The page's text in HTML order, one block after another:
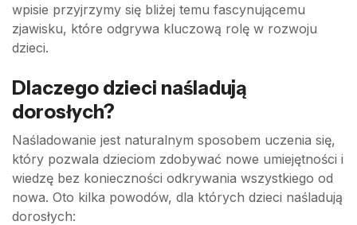
wpisie przyjrzymy się bliżej temu fascynującemu
zjawisku, które odgrywa kluczową rolę w rozwoju
dzieci.
Dlaczego dzieci naśladują
dorosłych?
Naśladowanie jest naturalnym sposobem uczenia się,
który pozwala dzieciom zdobywać nowe umiejętności i
wiedzę bez konieczności odkrywania wszystkiego od
nowa. Oto kilka powodów, dla których dzieci naśladują
dorosłych: